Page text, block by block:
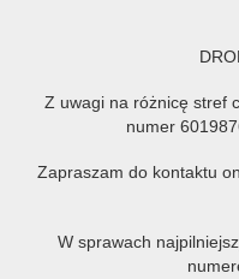
Z uwagi na różnicę stref
numer
Zapraszam do kontaktu
W sprawach